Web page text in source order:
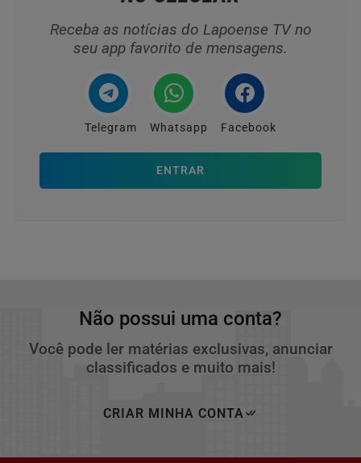
Receba as notícias do Lapoense TV no
seu app favorito de mensagens.
Telegram Whatsapp Facebook
ENTRAR
Não possui uma conta?
Você pode ler matérias exclusivas, anunciar
classificados e muito mais!
CRIAR MINHA CONTA